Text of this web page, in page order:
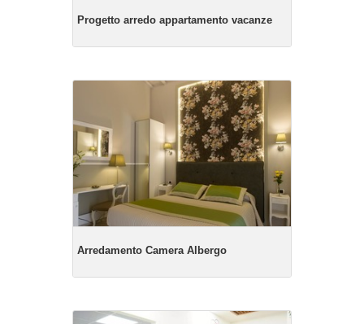
Progetto arredo appartamento vacanze
Arredamento Camera Albergo